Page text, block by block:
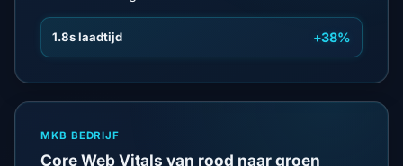
1.8s laadtijd +38%
MKB BEDRIJF
Core Web Vitals van rood naar groen